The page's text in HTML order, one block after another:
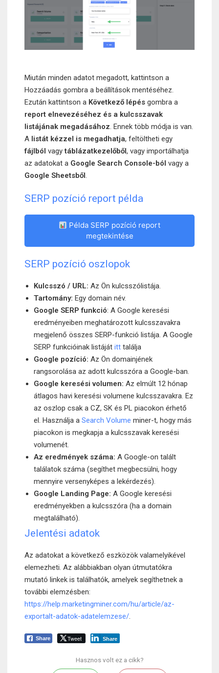
Miután minden adatot megadott, kattintson a
Hozzáadás gombra a beállítások mentéséhez.
Ezután kattintson a Következő lépés gombra a
report elnevezéséhez és a kulcsszavak
listájának megadásához. Ennek több módja is van.
A listát kézzel is megadhatja, feltöltheti egy
fájlból vagytáblázatkezelőből, vagy importálhatja
az adatokat a Google Search Console-ból vagy a
Google Sheetsből.
SERP pozíció report példa
Példa SERP pozíció report
megtekintése
SERP pozíció oszlopok
Kulcsszó / URL: Az Ön kulcsszólistája.
Tartomány: Egy domain név.
Google SERP funkció: A Google keresési
eredményeiben meghatározott kulcsszavakra
megjelenő összes SERP-funkció listája. A Google
SERP funkcióinak listáját itttalálja
Google pozíció: Az Ön domainjének
rangsorolása az adott kulcsszóra a Google-ban.
Google keresési volumen: Az elmúlt 12 hónap
átlagos havi keresési volumene kulcsszavakra. Ez
az oszlop csak a CZ, SK és PL piacokon érhető
el. Használja a Search Volume miner-t, hogy más
piacokon is megkapja a kulcsszavak keresési
volumenét.
Az eredmények száma: A Google-on talált
találatok száma (segíthet megbecsülni, hogy
mennyire versenyképes a lekérdezés).
Google Landing Page: A Google keresési
eredményekben a kulcsszóra (ha a domain
megtalálható).
Jelentési adatok
Az adatokat a következő eszközök valamelyikével
elemezheti. Az alábbiakban olyan útmutatókra
mutató linkek is találhatók, amelyek segíthetnek a
további elemzésben:
https://help.marketingminer.com/hu/article/az-
exportalt-adatok-adatelemzese/.
Share Tweet Share
Hasznos volt ez a cikk?